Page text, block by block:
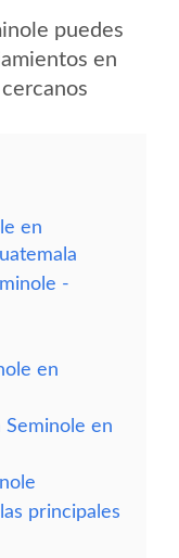
puedes
en
en
-
en
Seminole en
principales